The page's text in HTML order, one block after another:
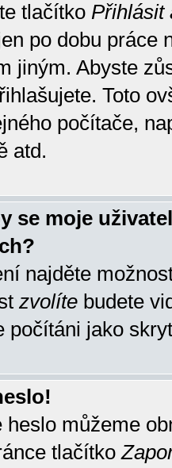
tlačítko Přihlásit
po dobu práce
jiným. Abyste
Toto
počítače,
atd.
se moje
najděte
zvolíte budete
počítáni jako
heslo můžeme
tlačítko